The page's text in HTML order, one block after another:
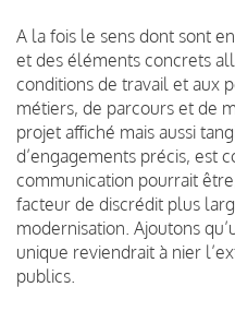
A la fois le sens dont sont
et des éléments concrets
conditions de travail et aux
métiers, de parcours et de
projet affiché mais aussi
d’engagements précis, est
communication pourrait
facteur de discrédit plus
modernisation. Ajoutons
unique reviendrait à nier
publics.